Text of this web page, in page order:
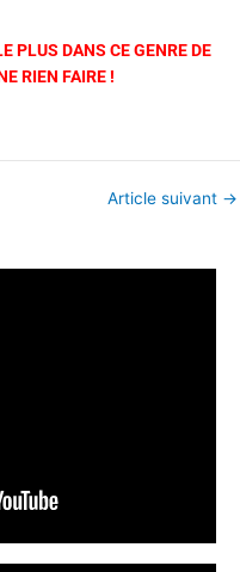
PLUS DANS CE GENRE DE
RIEN FAIRE !
Article suivant →